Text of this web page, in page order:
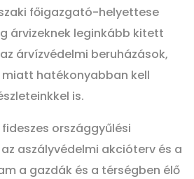
főigazgató-helyettese
árvizeknek leginkább kitett
árvízvédelmi beruházások,
hatékonyabban kell
is.
országgyűlési
aszályvédelmi akcióterv és a
a gazdák és a térségben élő